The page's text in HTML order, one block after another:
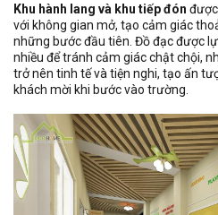
Khu hành lang và khu tiếp đón
với không gian mở, tạo cảm giác
những bước đầu tiên. Đồ đạc được
nhiều để tránh cảm giác chật chội,
trở nên tinh tế và tiện nghi, tạo ấn
khách mời khi bước vào trường.